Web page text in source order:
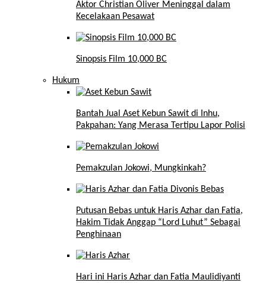
Aktor Christian Oliver Meninggal dalam
Kecelakaan Pesawat
Sinopsis Film 10,000 BC
Hukum
Bantah Jual Aset Kebun Sawit di Inhu,
Pakpahan: Yang Merasa Tertipu Lapor Polisi
Pemakzulan Jokowi, Mungkinkah?
Putusan Bebas untuk Haris Azhar dan Fatia,
Hakim Tidak Anggap “Lord Luhut” Sebagai
Penghinaan
Hari ini Haris Azhar dan Fatia Maulidiyanti